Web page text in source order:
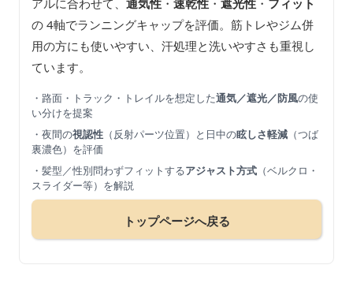
の 4軸でランニングキャップを評価。筋トレやジム併
用の方にも使いやすい、汗処理と洗いやすさも重視し
ています。
・路面・トラック・トレイルを想定した通気／遮光／防風の使
い分けを提案
・夜間の視認性 （反射パーツ位置）と日中の眩しさ軽減 （つば
裏濃色）を評価
・髪型／性別問わずフィットするアジャスト方式 （ベルクロ・
スライダー等）を解説
トップページへ戻る